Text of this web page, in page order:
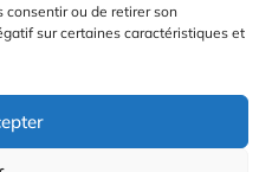
consentir ou de retirer son
sur certaines caractéristiques et